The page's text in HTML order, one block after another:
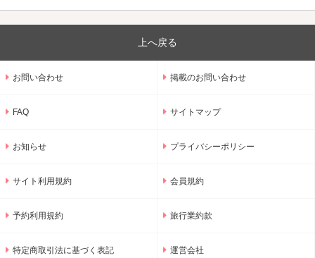
上へ戻る
お問い合わせ 掲載のお問い合わせ
FAQ サイトマップ
お知らせ プライバシーポリシー
サイト利用規約 会員規約
予約利用規約 旅行業約款
特定商取引法に基づく表記 運営会社